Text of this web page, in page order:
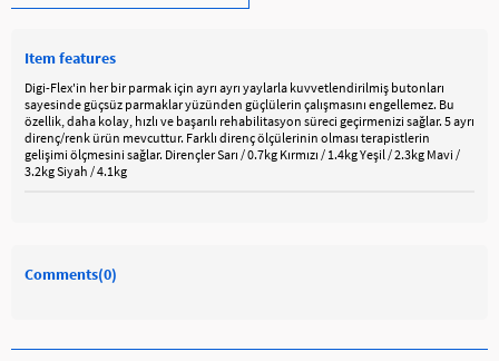
Item features
Digi-Flex'in her bir parmak için ayrı ayrı yaylarla kuvvetlendirilmiş butonları
sayesinde güçsüz parmaklar yüzünden güçlülerin çalışmasını engellemez. Bu
özellik, daha kolay, hızlı ve başarılı rehabilitasyon süreci geçirmenizi sağlar. 5 ayrı
direnç/renk ürün mevcuttur. Farklı direnç ölçülerinin olması terapistlerin
gelişimi ölçmesini sağlar. Dirençler Sarı / 0.7kg Kırmızı / 1.4kg Yeşil / 2.3kg Mavi /
3.2kg Siyah / 4.1kg
Comments(0)